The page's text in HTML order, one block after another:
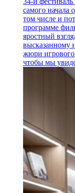
самого начала
том числе и
программе
яростный
высказанному
жюри игрового
чтобы мы